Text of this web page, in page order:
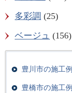
多彩調 (25)
ベージュ (156)
豊川市の施工例
豊橋市の施工例